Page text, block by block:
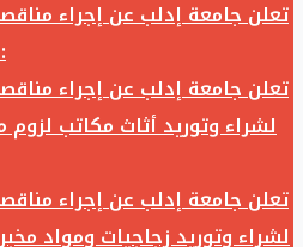
تعلن جامعة إدلب عن إجراء
لشراء وتوريد ما يلي:
تعلن جامعة إدلب عن إجراء
لشراء وتوريد أثاث مكاتب
تعلن جامعة إدلب عن إجراء
لشراء وتوريد زجاجيات ومواد